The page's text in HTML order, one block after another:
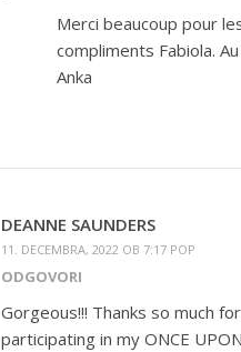
Merci beaucoup pour
compliments Fabiola.
Anka
DEANNE SAUNDERS
11. DECEMBRA, 2022 OB 7:17 POP
ODGOVORI
Gorgeous!!! Thanks so much for
participating in my ONCE